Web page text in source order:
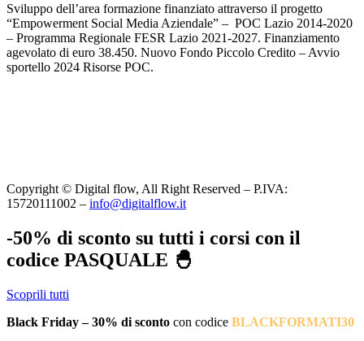
Sviluppo dell’area formazione finanziato attraverso il progetto
“Empowerment Social Media Aziendale” – POC Lazio 2014-2020
– Programma Regionale FESR Lazio 2021-2027. Finanziamento
agevolato di euro 38.450. Nuovo Fondo Piccolo Credito – Avvio
sportello 2024 Risorse POC.
Copyright © Digital flow, All Right Reserved – P.IVA:
15720111002 – info@digitalflow.it
-50% di sconto su tutti i corsi con il
codice PASQUALE 🐣
Scoprili tutti
Black Friday – 30% di sconto con codice BLACKFORMATI30